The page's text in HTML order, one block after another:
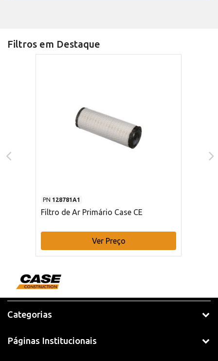
Filtros em Destaque
PN 128781A1
Filtro de Ar Primário Case CE
Ver Preço
Categorias
Páginas Institucionais